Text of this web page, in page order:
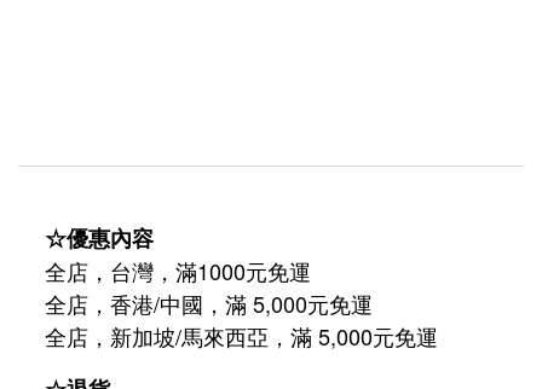
☆優惠內容
全店，台灣，滿1000元免運
全店，香港/中國，滿 5,000元免運
全店，新加坡/馬來西亞，滿 5,000元免運